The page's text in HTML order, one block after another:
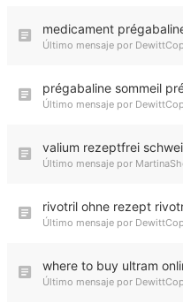
medicament
Último mensaje por
prégabaline sommeil
Último mensaje por
valium rezeptfrei
Último mensaje por
rivotril ohne rezept
Último mensaje por
where to buy ultram
Último mensaje por